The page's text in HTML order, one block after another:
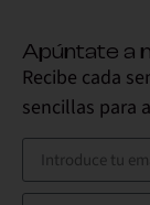
Apúntate a
Recibe cada
sencillas para